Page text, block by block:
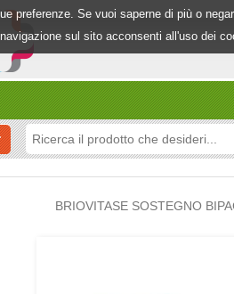
preferenze. Se vuoi saperne di più o
navigazione sul sito acconsenti all'uso dei
BRIOVITASE SOSTEGNO